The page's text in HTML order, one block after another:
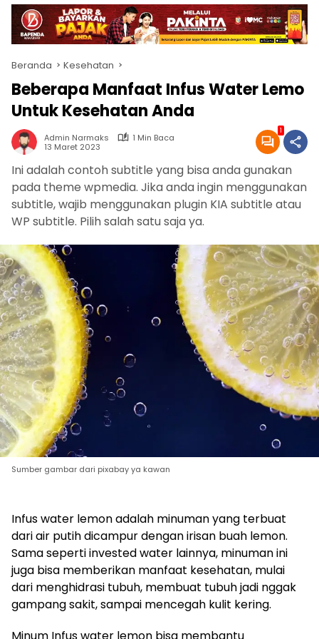
Beranda Kesehatan
Beberapa Manfaat Infus Water Lemo
Untuk Kesehatan Anda
Admin Narmaks
1 Min Baca
13 Maret 2023
1
Ini adalah contoh subtitle yang bisa anda gunakan
pada theme wpmedia. Jika anda ingin menggunakan
subtitle, wajib menggunakan plugin KIA subtitle atau
WP subtitle. Pilih salah satu saja ya.
Sumber gambar dari pixabay ya kawan
Infus water lemon adalah minuman yang terbuat
dari air putih dicampur dengan irisan buah lemon.
Sama seperti invested water lainnya, minuman ini
juga bisa memberikan manfaat kesehatan, mulai
dari menghidrasi tubuh, membuat tubuh jadi nggak
gampang sakit, sampai mencegah kulit kering.
Minum Infus water lemon bisa membantu